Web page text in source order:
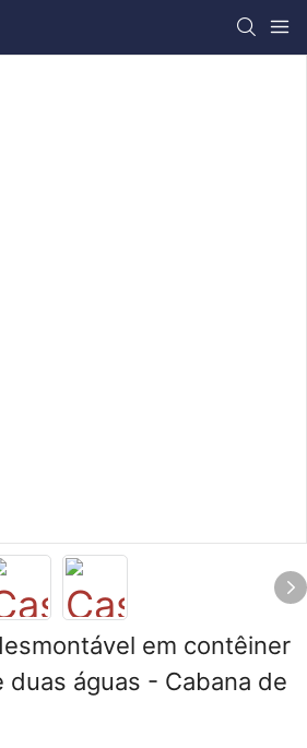
em contêiner
duas águas - Cabana de